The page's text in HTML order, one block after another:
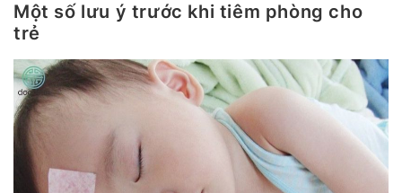
Một số lưu ý trước khi tiêm phòng cho
trẻ